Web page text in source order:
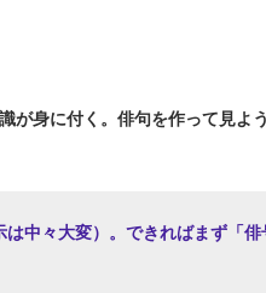
が身に付く。俳句を作って見よ
中々大変）。できればまず「俳